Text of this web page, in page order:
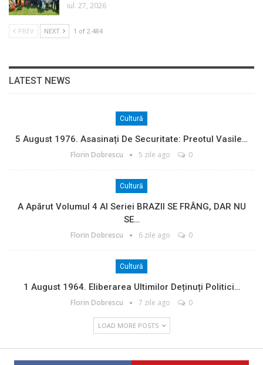
iul. 27, 2026
PREV NEXT 1 of 2.484
LATEST NEWS
Cultură
5 August 1976. Asasinați De Securitate: Preotul Vasile…
Florin Dobrescu 5 zile ago 0
Cultură
A Apărut Volumul 4 Al Seriei BRAZII SE FRÂNG, DAR NU
SE…
Florin Dobrescu 6 zile ago 0
Cultură
1 August 1964. Eliberarea Ultimilor Deținuți Politici…
Florin Dobrescu 7 zile ago 0
LOAD MORE POSTS